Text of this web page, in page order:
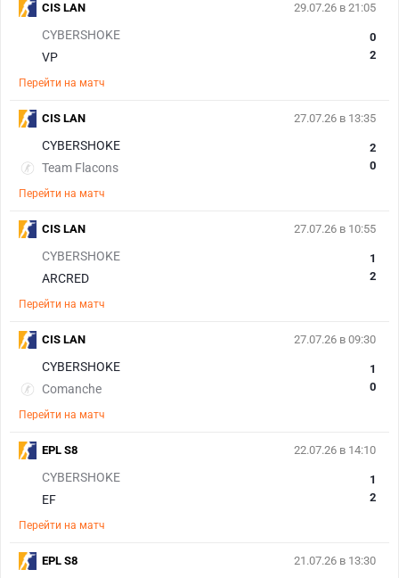
29.07.26 в 21:05
CYBERSHOKE
VP
0
2
Перейти на матч
CIS LAN
27.07.26 в 13:35
CYBERSHOKE
Team Flacons
2
0
Перейти на матч
CIS LAN
27.07.26 в 10:55
CYBERSHOKE
ARCRED
1
2
Перейти на матч
CIS LAN
27.07.26 в 09:30
CYBERSHOKE
Comanche
1
0
Перейти на матч
CIS LAN
22.07.26 в 14:10
CYBERSHOKE
EF
1
2
Перейти на матч
EPL S8
21.07.26 в 13:30
EPL S8